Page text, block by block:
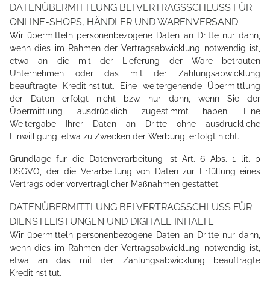
DATENÜBERMITTLUNG BEI VERTRAGSSCHLUSS FÜR
ONLINE-SHOPS, HÄNDLER UND WARENVERSAND
Wir übermitteln personenbezogene Daten an Dritte nur dann,
wenn dies im Rahmen der Vertragsabwicklung notwendig ist,
etwa an die mit der Lieferung der Ware betrauten
Unternehmen oder das mit der Zahlungsabwicklung
beauftragte Kreditinstitut. Eine weitergehende Übermittlung
der Daten erfolgt nicht bzw. nur dann, wenn Sie der
Übermittlung ausdrücklich zugestimmt haben. Eine
Weitergabe Ihrer Daten an Dritte ohne ausdrückliche
Einwilligung, etwa zu Zwecken der Werbung, erfolgt nicht.
Grundlage für die Datenverarbeitung ist Art. 6 Abs. 1 lit. b
DSGVO, der die Verarbeitung von Daten zur Erfüllung eines
Vertrags oder vorvertraglicher Maßnahmen gestattet.
DATENÜBERMITTLUNG BEI VERTRAGSSCHLUSS FÜR
DIENSTLEISTUNGEN UND DIGITALE INHALTE
Wir übermitteln personenbezogene Daten an Dritte nur dann,
wenn dies im Rahmen der Vertragsabwicklung notwendig ist,
etwa an das mit der Zahlungsabwicklung beauftragte
Kreditinstitut.